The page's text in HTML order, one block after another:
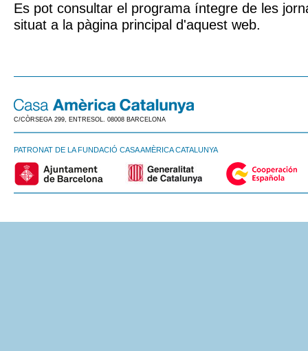
Es pot consultar el programa íntegre de les
situat a la pàgina principal d'aquest web.
C/CÒRSEGA 299, ENTRESOL. 08008 BARCELONA
PATRONAT DE LA FUNDACIÓ CASA AMÈRICA CATALUNYA